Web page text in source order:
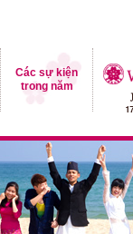
Các sự kiện
trong năm